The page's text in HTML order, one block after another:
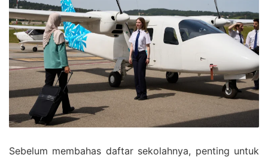
Sebelum membahas daftar sekolahnya, penting untuk